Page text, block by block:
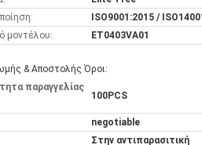
ISO9001:2015 /
μοντέλου:
ET0403VA01
& Αποστολής Όροι:
παραγγελίας
100PCS
negotiable
Στην αντιπαρασιτική